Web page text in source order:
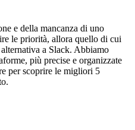
e della mancanza di uno
le priorità, allora quello di cui
a Slack. Abbiamo
più precise e organizzate
per scoprire le migliori 5